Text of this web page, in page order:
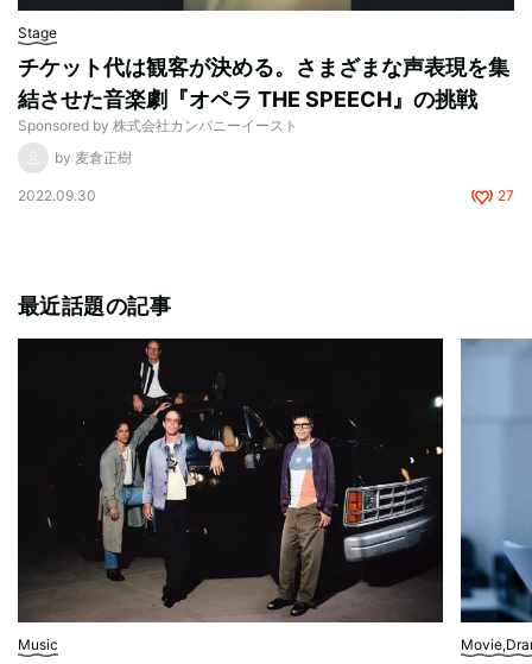
Stage
チケット代は観客が決める。さまざまな声表現を集
結させた音楽劇『オペラ THE SPEECH』の挑戦
Sponsored by 株式会社カンパニーイースト
by 麦倉正樹
2022.09.30 27
最近話題の記事
Music